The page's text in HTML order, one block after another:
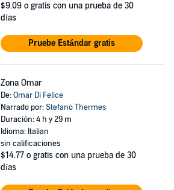
$9.09 o gratis con una prueba de 30
días
Pruebe Estándar gratis
Zona Omar
De:Omar Di Felice
Narrado por:Stefano Thermes
Duración: 4 h y 29 m
Idioma: Italian
sin calificaciones
$14.77 o gratis con una prueba de 30
días